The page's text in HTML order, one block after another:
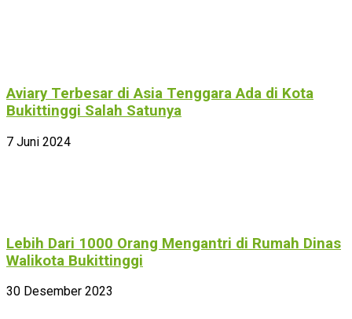
Aviary Terbesar di Asia Tenggara Ada di Kota
Bukittinggi Salah Satunya
7 Juni 2024
Lebih Dari 1000 Orang Mengantri di Rumah Dinas
Walikota Bukittinggi
30 Desember 2023